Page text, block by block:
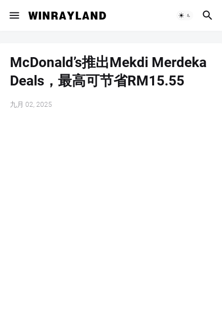
McDonald’s推出Mekdi Merdeka
Deals，最高可节省RM15.55
九月 02, 2025